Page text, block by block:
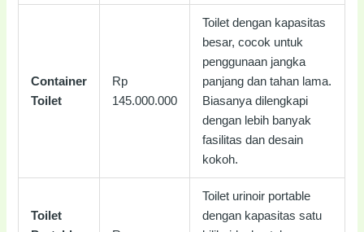
Container
Toilet
Rp
145.000.000
Toilet dengan kapasitas
besar, cocok untuk
penggunaan jangka
panjang dan tahan lama.
Biasanya dilengkapi
dengan lebih banyak
fasilitas dan desain
kokoh.
Toilet
Toilet urinoir portable
dengan kapasitas satu